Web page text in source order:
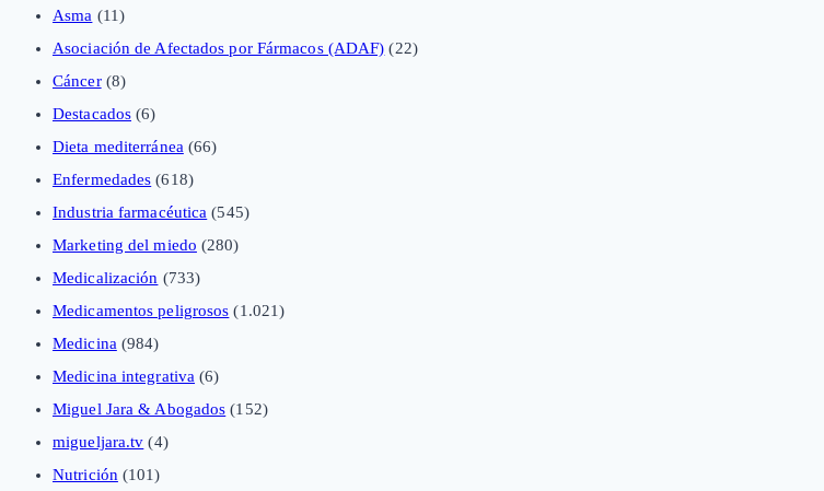
Asma (11)
Asociación de Afectados por Fármacos (ADAF) (22)
Cáncer(8)
Destacados (6)
Dieta mediterránea(66)
Enfermedades (618)
Industria farmacéutica (545)
Marketing del miedo (280)
Medicalización (733)
Medicamentos peligrosos (1.021)
Medicina(984)
Medicina integrativa (6)
Miguel Jara & Abogados (152)
migueljara.tv (4)
Nutrición(101)